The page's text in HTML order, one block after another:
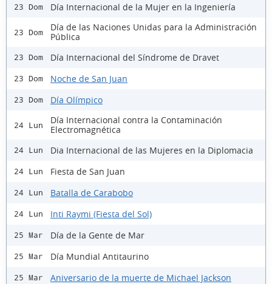
23 Dom Día Internacional de la Mujer en la Ingeniería
23 Dom
Día de las Naciones Unidas para la Administración
Pública
23 Dom Día Internacional del Síndrome de Dravet
23 Dom Noche de San Juan
23 Dom Día Olímpico
24 Lun
Día Internacional contra la Contaminación
Electromagnética
24 Lun Dia Internacional de las Mujeres en la Diplomacia
24 Lun Fiesta de San Juan
24 Lun Batalla de Carabobo
24 Lun Inti Raymi (Fiesta del Sol)
25 Mar Día de la Gente de Mar
25 Mar Día Mundial Antitaurino
25 Mar Aniversario de la muerte de Michael Jackson